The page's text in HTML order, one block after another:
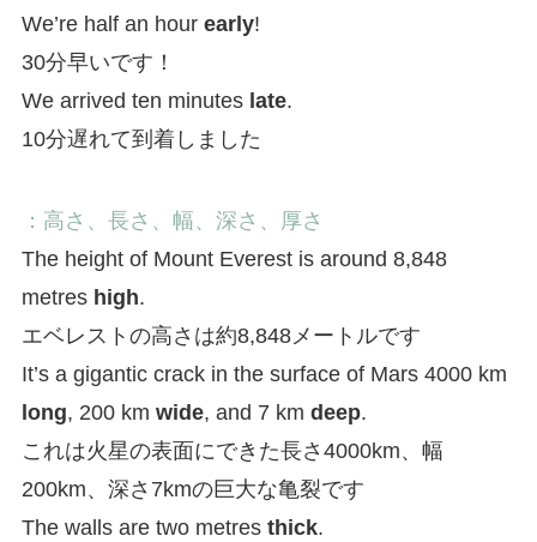
We’re half an hour early!
30分早いです！
We arrived ten minutes late.
10分遅れて到着しました
：高さ、長さ、幅、深さ、厚さ
The height of Mount Everest is around 8,848
metres high.
エベレストの高さは約8,848メートルです
It’s a gigantic crack in the surface of Mars 4000 km
long, 200 km wide, and 7 km deep.
これは火星の表面にできた長さ4000km、幅
200km、深さ7kmの巨大な亀裂です
The walls are two metres thick.